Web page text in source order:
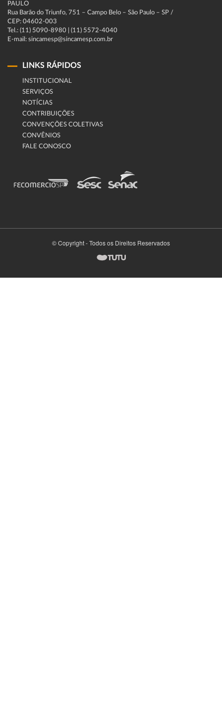
PAULO
Rua Barão do Triunfo, 751 – Campo Belo – São Paulo – SP /
CEP: 04602-003
Tel.: (11) 5090-8980 | (11) 5572-4040
E-mail: sincamesp@sincamesp.com.br
LINKS RÁPIDOS
INSTITUCIONAL
SERVIÇOS
NOTÍCIAS
CONTRIBUIÇÕES
CONVENÇÕES COLETIVAS
CONVÊNIOS
FALE CONOSCO
© Copyright - Todos os Direitos Reservados